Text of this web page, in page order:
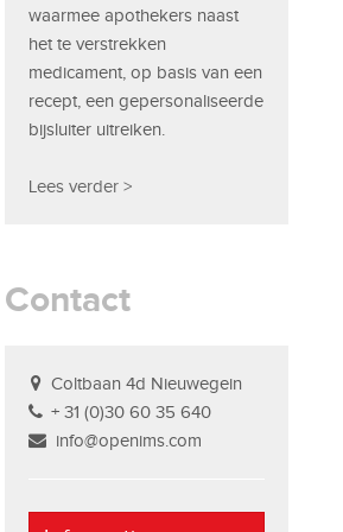
waarmee apothekers naast
het te verstrekken
medicament, op basis van een
recept, een gepersonaliseerde
bijsluiter uitreiken.
Lees verder >
Contact
Coltbaan 4d Nieuwegein
+ 31 (0)30 60 35 640
info@openims.com